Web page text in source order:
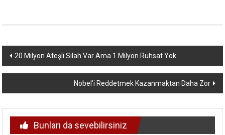
Yazı
dolaşımı
20 Milyon Ateşli Silah Var Ama 1 Milyon Ruhsat Yok
Nobel’i Reddetmek Kazanmaktan Daha Zor
Bunları da sevebilirsiniz